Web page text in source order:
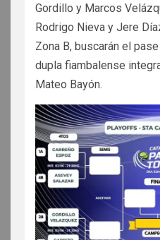
Gordillo y Marcos
Rodrigo Nieva y Jere
Zona B, buscarán el
dupla fiambalense
Mateo Bayón.